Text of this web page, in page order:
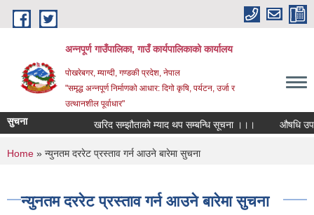
Skip to main content
अन्‍नपूर्ण गाउँपालिका, गाउँ कार्यपालिकाको कार्यालय
पोखरेबगर, म्याग्दी, गण्डकी प्रदेश, नेपाल
"समृद्ध अन्‍नपूर्ण निर्माणको आधार: दिगो कृषि, पर्यटन, उर्जा र
उत्थानशील पूर्वाधार"
सुचना खरिद सम्झौताको म्याद थप सम्बन्धि सूचना ।।। औषधि उपचार
You are here
Home » न्युनतम दररेट प्रस्ताव गर्न आउने बारेमा सुचना
न्युनतम दररेट प्रस्ताव गर्न आउने बारेमा सुचना